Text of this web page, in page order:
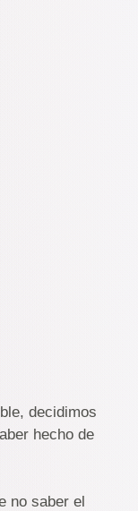
decidimos
hecho de
no saber el